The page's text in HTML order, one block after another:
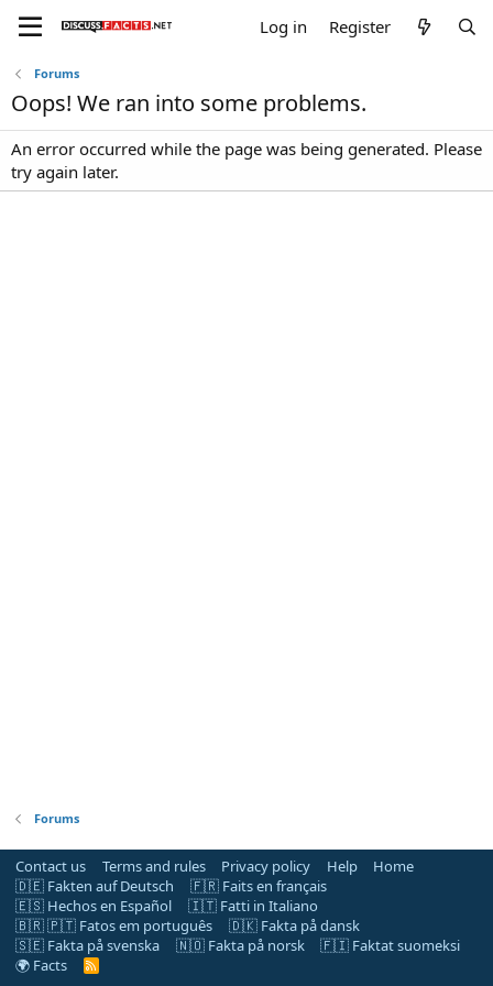
Log in Register
Forums
Oops! We ran into some problems.
An error occurred while the page was being generated. Please
try again later.
Forums
Contact us Terms and rules Privacy policy Help
Home
🇩🇪 Fakten auf Deutsch
🇫🇷 Faits en français
🇪🇸 Hechos en Español
🇮🇹 Fatti in Italiano
🇧🇷 🇵🇹 Fatos em português
🇩🇰 Fakta på dansk
🇸🇪 Fakta på svenska
🇳🇴 Fakta på norsk
🇫🇮 Faktat suomeksi
🌍 Facts
R